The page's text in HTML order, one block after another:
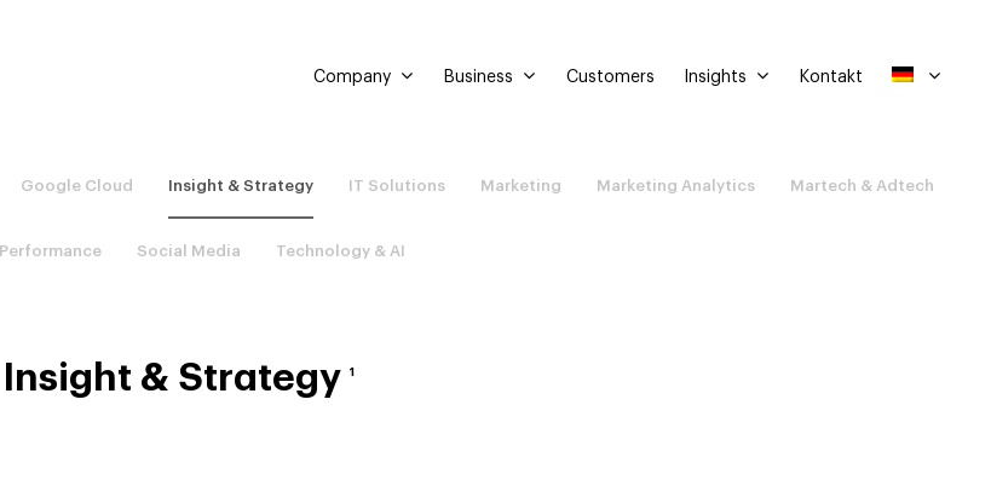
Company Business Customers Insights Kontakt
Google Cloud Insight & Strategy IT Solutions Marketing Marketing Analytics Martech & Adtech
Performance Social Media Technology & AI
Insight & Strategy 1